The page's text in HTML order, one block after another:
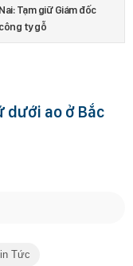
Nai: Tạm giữ Giám đốc
công ty gỗ
dưới ao ở Bắc
Tức